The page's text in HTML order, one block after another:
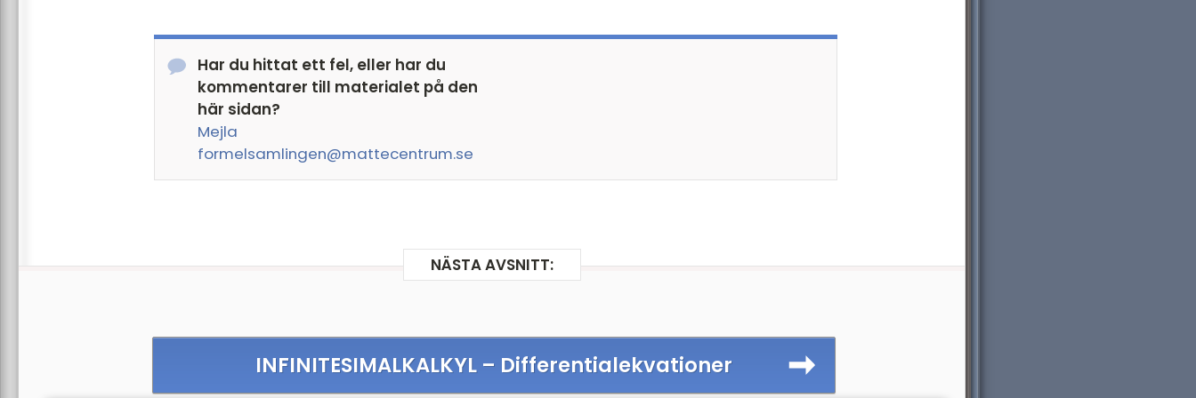
Har du hittat ett fel, eller har du
kommentarer till materialet på den
här sidan?
Mejla
formelsamlingen@mattecentrum.se
NÄSTA AVSNITT:
INFINITESIMALKALKYL – Differentialekvationer